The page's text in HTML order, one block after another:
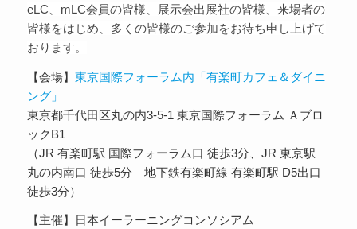
eLC、mLC会員の皆様、展示会出展社の皆様、来場者の
皆様をはじめ、多くの皆様のご参加をお待ち申し上げて
おります。
【会場】 東京国際フォーラム内「有楽町カフェ＆ダイニ
ング」
東京都千代田区丸の内3-5-1 東京国際フォーラム Ａブロ
ックB1
（JR 有楽町駅 国際フォーラム口 徒歩3分、JR 東京駅
丸の内南口 徒歩5分 地下鉄有楽町線 有楽町駅 D5出口
徒歩3分）
【主催】日本イーラーニングコンソシアム